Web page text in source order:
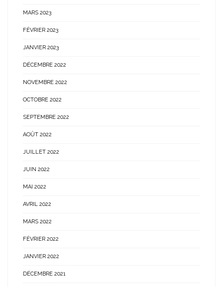
MARS 2023
FÉVRIER 2023
JANVIER 2023
DÉCEMBRE 2022
NOVEMBRE 2022
OCTOBRE 2022
SEPTEMBRE 2022
AOÛT 2022
JUILLET 2022
JUIN 2022
MAI 2022
AVRIL 2022
MARS 2022
FÉVRIER 2022
JANVIER 2022
DÉCEMBRE 2021